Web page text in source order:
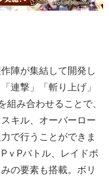
陣が集結して開発し
連撃」「斬り上げ」
組み合わせることで、
キル、オーバーロー
で行うことができま
ｖPバトル、レイドボ
の要素も搭載。ボリ